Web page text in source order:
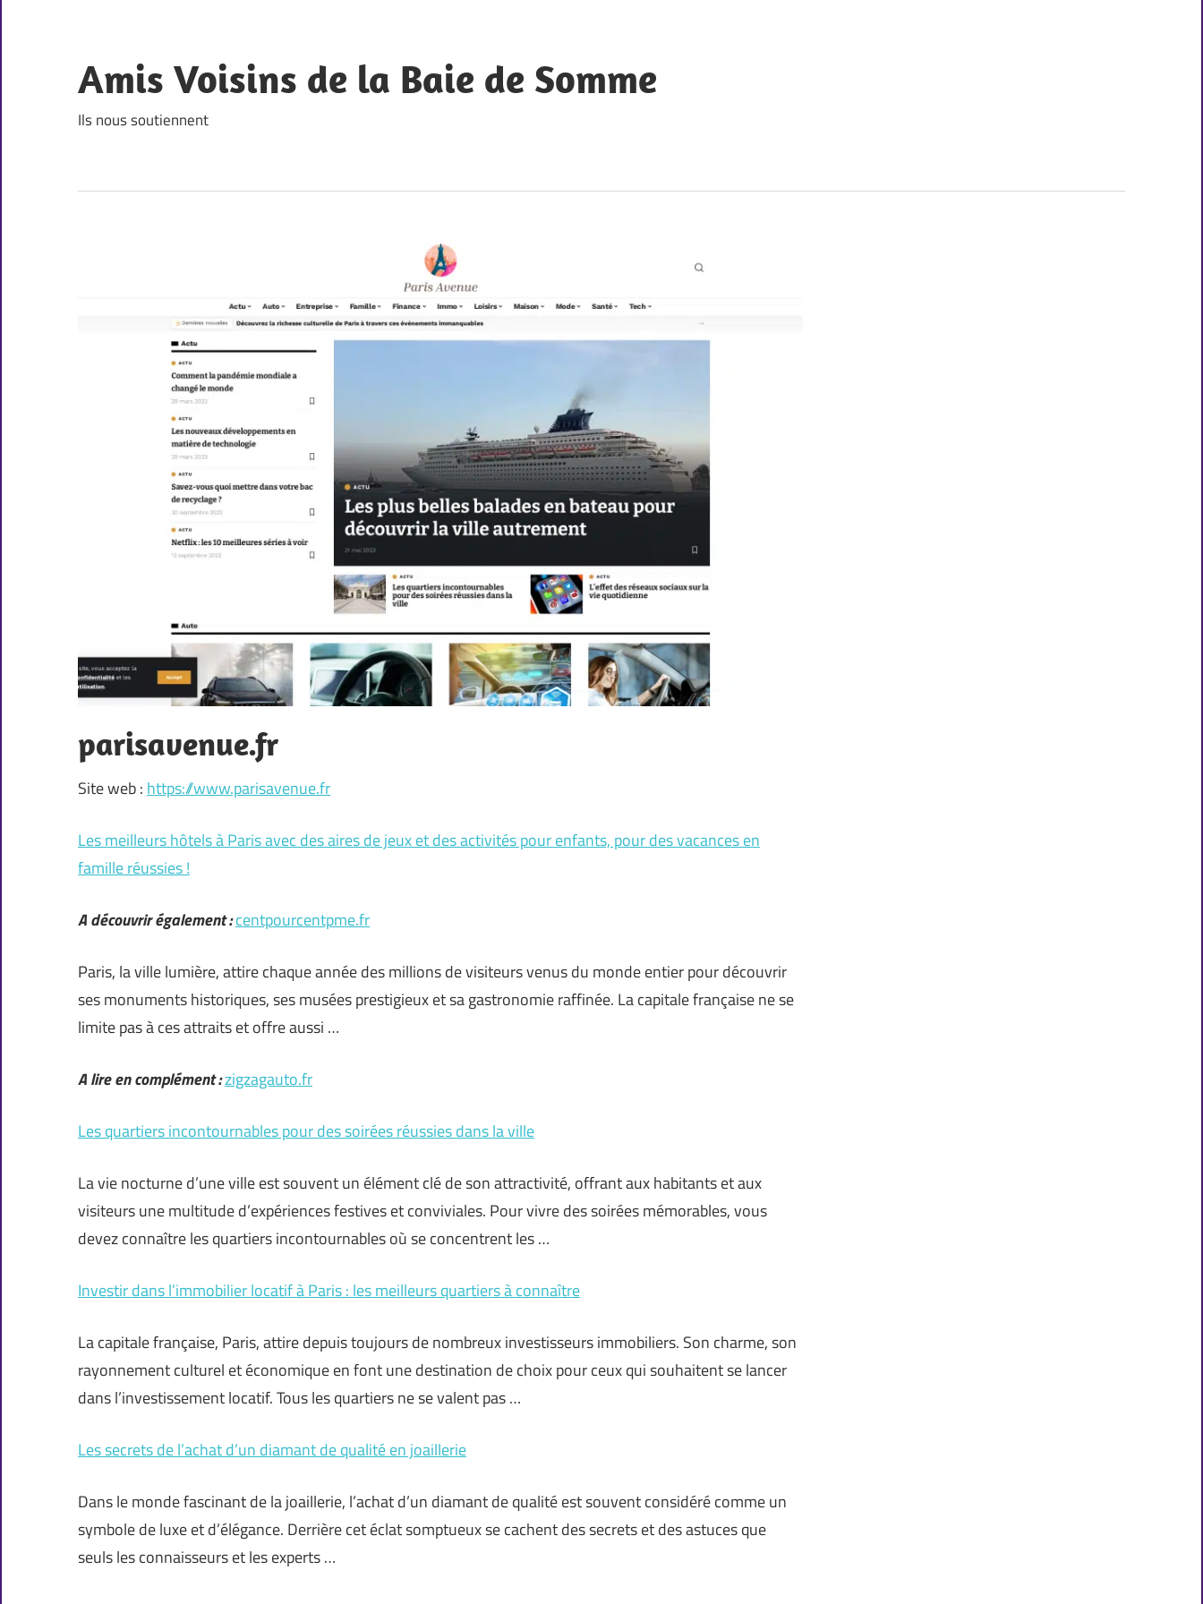
content
Amis Voisins de la Baie de Somme
Ils nous soutiennent
parisavenue.fr
Site web : https://www.parisavenue.fr
Les meilleurs hôtels à Paris avec des aires de jeux et des activités pour enfants, pour des vacances en
famille réussies !
A découvrir également :centpourcentpme.fr
Paris, la ville lumière, attire chaque année des millions de visiteurs venus du monde entier pour découvrir
ses monuments historiques, ses musées prestigieux et sa gastronomie raffinée. La capitale française ne se
limite pas à ces attraits et offre aussi …
A lire en complément :zigzagauto.fr
Les quartiers incontournables pour des soirées réussies dans la ville
La vie nocturne d’une ville est souvent un élément clé de son attractivité, offrant aux habitants et aux
visiteurs une multitude d’expériences festives et conviviales. Pour vivre des soirées mémorables, vous
devez connaître les quartiers incontournables où se concentrent les …
Investir dans l’immobilier locatif à Paris : les meilleurs quartiers à connaître
La capitale française, Paris, attire depuis toujours de nombreux investisseurs immobiliers. Son charme, son
rayonnement culturel et économique en font une destination de choix pour ceux qui souhaitent se lancer
dans l’investissement locatif. Tous les quartiers ne se valent pas …
Les secrets de l’achat d’un diamant de qualité en joaillerie
Dans le monde fascinant de la joaillerie, l’achat d’un diamant de qualité est souvent considéré comme un
symbole de luxe et d’élégance. Derrière cet éclat somptueux se cachent des secrets et des astuces que
seuls les connaisseurs et les experts …